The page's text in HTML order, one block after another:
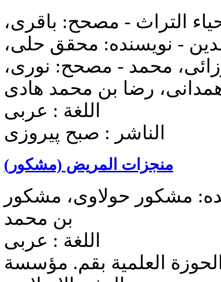
التراث‌ - مصحح: باقری،
- نویسنده: محقق حلی،
محمد - مصحح: نوری،
رضا بن محمد هادی
اللغة : عربی
الناشر : صبح پيروزی
منجزات المریض (مشکور)
مشکور حولاوی، مشکور
بن محمد
اللغة : عربی
العلمیة بقم. مؤسسة